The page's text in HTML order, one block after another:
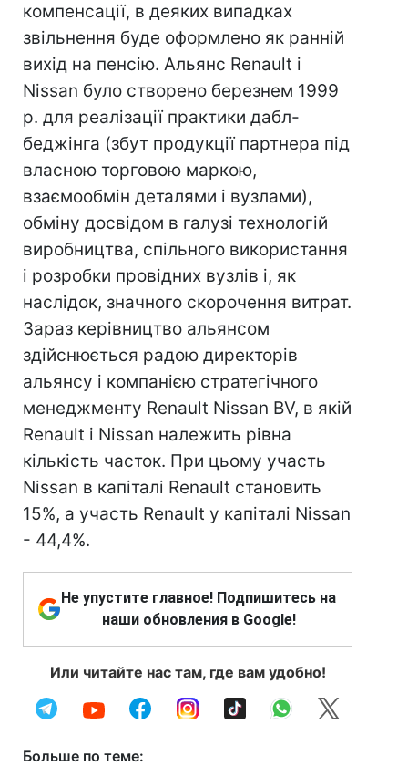
компенсації, в деяких випадках
звільнення буде оформлено як ранній
вихід на пенсію. Альянс Renault і
Nissan було створено березнем 1999
р. для реалізації практики дабл-
беджінга (збут продукції партнера під
власною торговою маркою,
взаємообмін деталями і вузлами),
обміну досвідом в галузі технологій
виробництва, спільного використання
і розробки провідних вузлів і, як
наслідок, значного скорочення витрат.
Зараз керівництво альянсом
здійснюється радою директорів
альянсу і компанією стратегічного
менеджменту Renault Nissan BV, в якій
Renault і Nissan належить рівна
кількість часток. При цьому участь
Nissan в капіталі Renault становить
15%, а участь Renault у капіталі Nissan
- 44,4%.
Не упустите главное! Подпишитесь на
наши обновления в Google!
Или читайте нас там, где вам удобно!
Больше по теме: